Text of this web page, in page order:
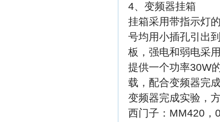
4、变频器挂箱
挂箱采用带指示灯
号均用小插孔引出
板，强电和弱电采
提供一个功率30W
载，配合变频器完
变频器完成实验，
西门子：MM420，